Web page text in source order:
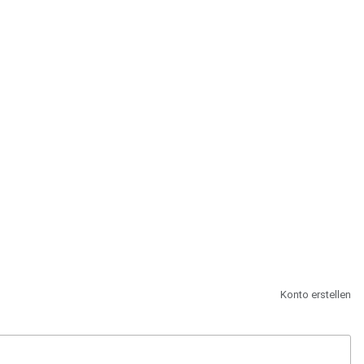
Konto erstellen